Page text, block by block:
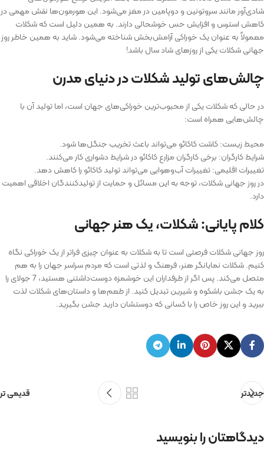
شادی‌آور مانند سروتونین و دوپامین در مغز می‌شود. این هورمون‌ها نقش مهمی در
کاهش استرس و افزایش حس خوشحالی دارند. به همین دلیل است که شکلات
معمولاً به عنوان یک خوراکی آرامش‌بخش شناخته می‌شود. شاید به همین خاطر روز
جهانی شکلات یکی از روزهای شاد سال باشد!
چالش‌های تولید شکلات در دنیای مدرن
در حالی که شکلات یکی از محبوب‌ترین خوراکی‌های جهان است، اما تولید آن با
چالش‌هایی همراه است:
محیط زیست: کاشت کاکائو می‌تواند باعث تخریب جنگل‌ها شود.
شرایط کارگران: برخی کارگران مزارع کاکائو در شرایط دشواری کار می‌کنند.
تغییرات اقلیمی: تغییرات آب‌وهوایی می‌تواند تولید کاکائو را کاهش دهد.
در روز جهانی شکلات، توجه به این مسائل و حمایت از تولیدکنندگان اخلاقی اهمیت
دارد.
کلام پایانی: شکلات، یک هنر جهانی
روز جهانی شکلات فرصتی است تا به شکلات به عنوان چیزی فراتر از یک خوراکی نگاه
کنیم. شکلات نمایانگر هنر، فرهنگ و لذتی است که مردم سراسر جهان را به هم
متصل می‌کند. پس اگر از طرفداران این خوشمزه دوست‌داشتنی هستید، 7 جولای را
به یک جشن باشکوه و شیرین تبدیل کنید. از طعم‌ها و داستان‌های شکلات لذت
ببرید و این روز خاص را با کسانی که دوستشان دارید جشن بگیرید.
جدیدتر قدیمی تر
دیدگاهتان را بنویسید